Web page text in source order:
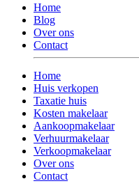
Home
Blog
Over ons
Contact
Home
Huis verkopen
Taxatie huis
Kosten makelaar
Aankoopmakelaar
Verhuurmakelaar
Verkoopmakelaar
Over ons
Contact